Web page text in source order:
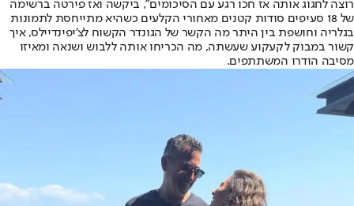
רוצה לחגוג אותה אז חכו רגע עם הסיכומים", ביקשה ואז פירטה ברשימה
של 18 סעיפים סודות קטנים מאחורי הקלעים כשהיא מתייחסת לתמונות
בגלריה וחושפת בין היתר מה הקשר של הגונדר הקשוח לצ'יפינדיילס, איך
קשור במבוק לקעקוע שעשתה, מה הכריחו אותה ללבוש ושנאה ומאיזו
מסיבה הודרו המשתתפים.